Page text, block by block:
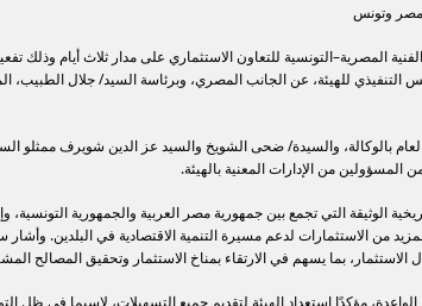
مصر وتونس
المصرية–التونسية للتعاون الاستثماري على مدار ثلاث أيام وذلك
السيد/ ياسر عباس، نائب الرئيس التنفيذي للهيئة، عن الجانب المصري، وبرئاسة السيد/
بالوكالة، والسيدة/ ضحى الشويخ والسيد عز الدين شويرف ممثلو
المسؤولين من الإدارات المعنية بالهيئة.
الوثيقة التي تجمع بين جمهورية مصر العربية والجمهورية
من الاستثمارات لدعم مسيرة التنمية الاقتصادية في البلدين.
بما يسهم في الارتقاء بمناخ الاستثمار وتحقيق المصالح
مؤكدًا استعداد الهيئة لتقديم جميع التسهيلات، لاسيما في ظل